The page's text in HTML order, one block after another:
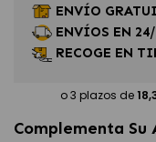
ENVÍO
ENVÍOS EN
RECOGE EN
Complementa